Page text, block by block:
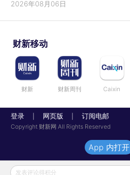
2026年08月06日
财新移动
财新 财新周刊 Caixin
登录 网页版 订阅电邮
Copyright 财新网 All Rights Reserved
发表评论得积分
App 内打开